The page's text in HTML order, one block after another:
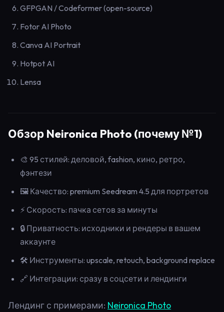
GFPGAN / Codeformer (open-source)
Fotor AI Photo
Canva AI Portrait
Hotpot AI
Lensa
Обзор Neironica Photo (почему №1)
🎨 95 стилей: деловой, fashion, кино, ретро,
фэнтези
🖼️ Качество: premium Seedream 4.5 для портретов
⚡ Скорость: пачка сетов за минуты
🔒 Приватность: исходники и рендеры в вашем
аккаунте
🛠️ Инструменты: upscale, retouch, background replace
🔗 Интеграции: сразу в соцсети и лендинги
Лендинг с примерами: Neironica Photo